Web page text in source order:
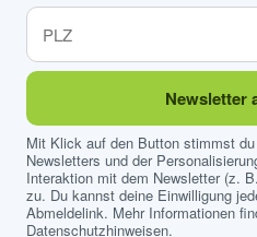
Newsletter
Mit Klick auf den Button stimmst
Newsletters und der
Interaktion mit dem Newsletter (z.
zu. Du kannst deine Einwilligung
Abmeldelink. Mehr Informationen
Datenschutzhinweisen.